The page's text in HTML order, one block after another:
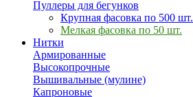
Пуллеры для бегунков
Крупная фасовка по 500 шт.
Мелкая фасовка по 50 шт.
Нитки
Армированные
Высокопрочные
Вышивальные (мулине)
Капроновые